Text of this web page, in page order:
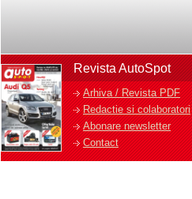
Revista AutoSpot
Arhiva / Revista PDF
Redactie si colaboratori
Abonare newsletter
Contact